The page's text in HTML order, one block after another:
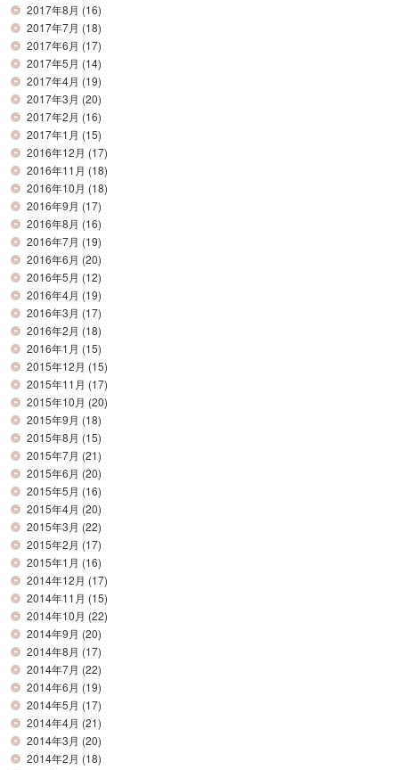
2017年8月 (16)
2017年7月 (18)
2017年6月 (17)
2017年5月 (14)
2017年4月 (19)
2017年3月 (20)
2017年2月 (16)
2017年1月 (15)
2016年12月 (17)
2016年11月 (18)
2016年10月 (18)
2016年9月 (17)
2016年8月 (16)
2016年7月 (19)
2016年6月 (20)
2016年5月 (12)
2016年4月 (19)
2016年3月 (17)
2016年2月 (18)
2016年1月 (15)
2015年12月 (15)
2015年11月 (17)
2015年10月 (20)
2015年9月 (18)
2015年8月 (15)
2015年7月 (21)
2015年6月 (20)
2015年5月 (16)
2015年4月 (20)
2015年3月 (22)
2015年2月 (17)
2015年1月 (16)
2014年12月 (17)
2014年11月 (15)
2014年10月 (22)
2014年9月 (20)
2014年8月 (17)
2014年7月 (22)
2014年6月 (19)
2014年5月 (17)
2014年4月 (21)
2014年3月 (20)
2014年2月 (18)